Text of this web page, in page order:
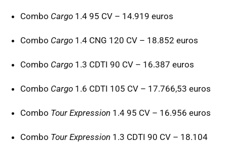
Combo Cargo 1.4 95 CV – 14.919 euros
Combo Cargo 1.4 CNG 120 CV – 18.852 euros
Combo Cargo 1.3 CDTI 90 CV – 16.387 euros
Combo Cargo 1.6 CDTI 105 CV – 17.766,53 euros
Combo Tour Expression 1.4 95 CV – 16.956 euros
Combo Tour Expression 1.3 CDTI 90 CV – 18.104